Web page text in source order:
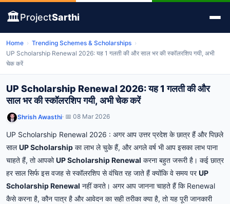
🏛️ProjectSarthi
Home › Trending Schemes & Scholarships ›
UP Scholarship Renewal 2026: यह 1 गलती की और साल भर की स्कॉलरशिप गयी, अभी
चेक करें
UP Scholarship Renewal 2026: यह 1 गलती की और
साल भर की स्कॉलरशिप गयी, अभी चेक करें
Shrish Awasthi· 📅 08 Mar 2026
UP Scholarship Renewal 2026 : अगर आप उत्तर प्रदेश के छात्र हैं और पिछले
सालUP Scholarship का लाभ ले चुके हैं, और अगले वर्ष भी आप इसका लाभ पाना
चाहते हैं, तो आपकोUP Scholarship Renewal करना बहुत जरूरी है। कई छात्र
हर साल सिर्फ इस वजह से स्कॉलरशिप से वंचित रह जाते हैं क्योंकि वे समय परUP
Scholarship Renewal नहीं करते। अगर आप जानना चाहते हैं कि Renewal
कैसे करना है, कौन पात्र है और आवेदन का सही तरीका क्या है, तो यह पूरी जानकारी